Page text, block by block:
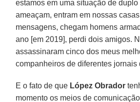
estamos em uma situação de
ameaçam, entram em nossas
mensagens, chegam homens
ano [em 2019], perdi dois amigos.
assassinaram cinco dos meus
companheiros de diferentes jornais
E o fato de que López Obrador
momento os meios de